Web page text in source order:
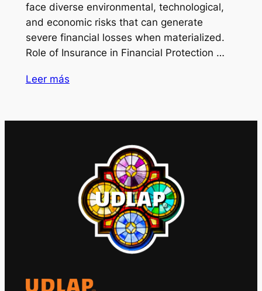
face diverse environmental, technological,
and economic risks that can generate
severe financial losses when materialized.
Role of Insurance in Financial Protection …
Leer más